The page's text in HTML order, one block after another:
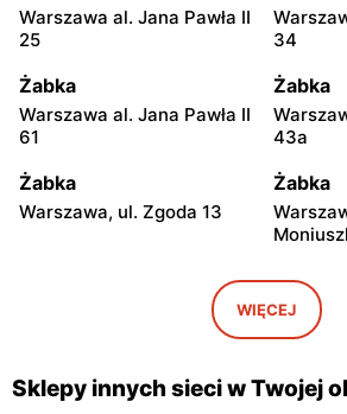
Warszawa al. Jana Pawła II
25
34
Żabka
Warszawa al. Jana Pawła II
61
Żabka
43a
Żabka
Warszawa, ul. Zgoda 13
Żabka
Świętokrzyska 0 Stacja
Żabka
5
Żabka Żabka
WIĘCEJ
Sklepy innych sieci w Twojej